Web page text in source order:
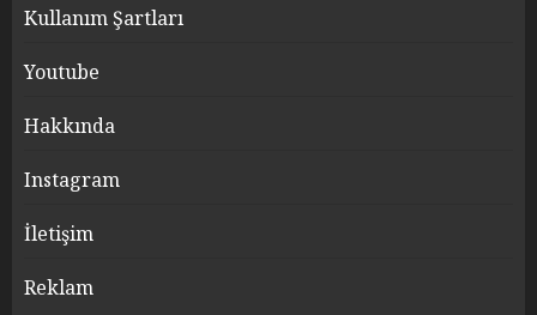
Kullanım Şartları
Youtube
Hakkında
Instagram
İletişim
Reklam